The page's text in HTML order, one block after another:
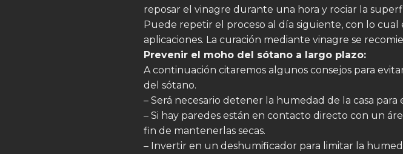
reposar el vinagre durante una hora y rociar la
Puede repetir el proceso al día siguiente, con lo
aplicaciones. La curación mediante vinagre se
Prevenir el moho del sótano a largo plazo:
A continuación citaremos algunos consejos para
del sótano.
– Será necesario detener la humedad de la casa
– Si hay paredes están en contacto directo con un
fin de mantenerlas secas.
– Invertir en un deshumificador para limitar la